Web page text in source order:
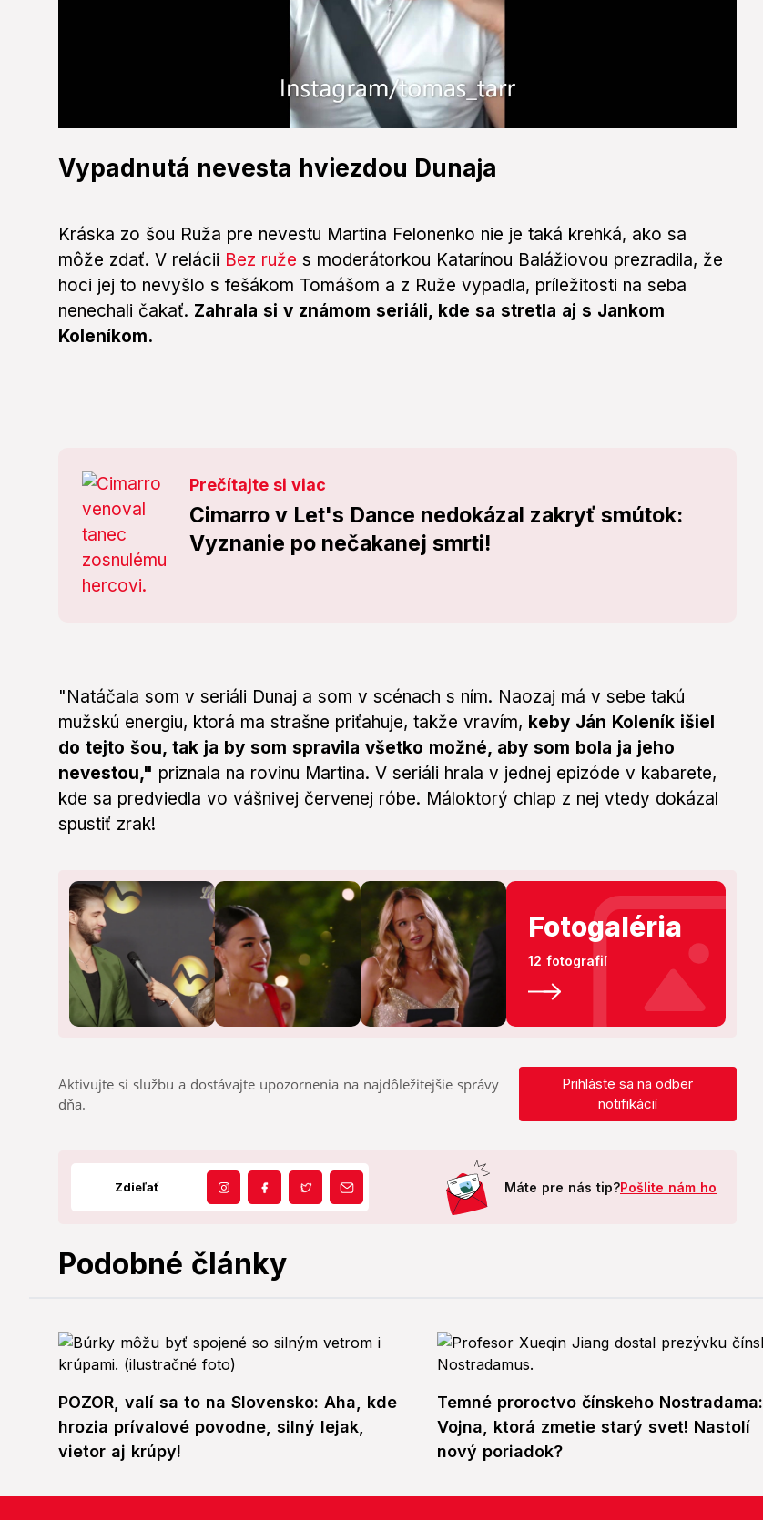
of
0
Vypadnutá nevesta hviezdou Dunaja
Kráska zo šou Ruža pre nevestu Martina Felonenko nie je taká krehká, ako sa
môže zdať. V relácii Bez ruže s moderátorkou Katarínou Balážiovou prezradila, že
hoci jej to nevyšlo s fešákom Tomášom a z Ruže vypadla, príležitosti na seba
nenechali čakať. Zahrala si v známom seriáli, kde sa stretla aj s Jankom
Koleníkom.
Prečítajte si viac
Cimarro v Let's Dance nedokázal zakryť smútok:
Vyznanie po nečakanej smrti!
"Natáčala som v seriáli Dunaj a som v scénach s ním. Naozaj má v sebe takú
mužskú energiu, ktorá ma strašne priťahuje, takže vravím, keby Ján Koleník išiel
do tejto šou, tak ja by som spravila všetko možné, aby som bola ja jeho
nevestou," priznala na rovinu Martina. V seriáli hrala v jednej epizóde v kabarete,
kde sa predviedla vo vášnivej červenej róbe. Máloktorý chlap z nej vtedy dokázal
spustiť zrak!
Fotogaléria
12 fotografií
Aktivujte si službu a dostávajte upozornenia na najdôležitejšie správy
dňa.
Prihláste sa na odber
notifikácií
Zdieľať Máte pre nás tip?Pošlite nám ho
Podobné články
POZOR, valí sa to na Slovensko: Aha, kde
hrozia prívalové povodne, silný lejak,
vietor aj krúpy!
Temné proroctvo čínskeho Nostradama:
Vojna, ktorá zmetie starý svet! Nastolí
nový poriadok?